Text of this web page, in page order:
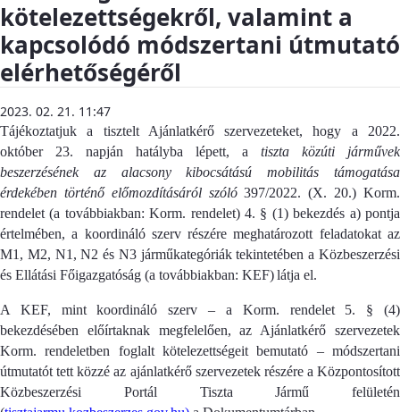
kötelezettségekről, valamint a
kapcsolódó módszertani útmutató
elérhetőségéről
2023. 02. 21. 11:47
Tájékoztatjuk a tisztelt Ajánlatkérő szervezeteket, hogy a 2022.
október 23. napján hatályba lépett, a tiszta közúti járművek
beszerzésének az alacsony kibocsátású mobilitás támogatása
érdekében történő előmozdításáról szóló397/2022. (X. 20.) Korm.
rendelet (a továbbiakban: Korm. rendelet) 4. § (1) bekezdés a) pontja
értelmében, a koordináló szerv részére meghatározott feladatokat az
M1, M2, N1, N2 és N3 járműkategóriák tekintetében a Közbeszerzési
és Ellátási Főigazgatóság (a továbbiakban: KEF)látja el.
A KEF, mint koordináló szerv – a Korm. rendelet 5. § (4)
bekezdésében előírtaknak megfelelően, az Ajánlatkérő szervezetek
Korm. rendeletben foglalt kötelezettségeit bemutató –módszertani
útmutatót tett közzéaz ajánlatkérő szervezetek részére a Központosított
Közbeszerzési Portál Tiszta Jármű felületén